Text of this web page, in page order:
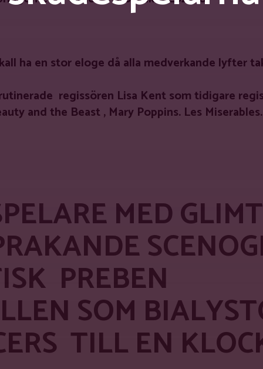
ha en stor eloge då alla medverkande lyfter
regissören Lisa Kent som tidigare
and the Beast , Mary Poppins. Les
MED
PREBEN
SOM
TILL EN